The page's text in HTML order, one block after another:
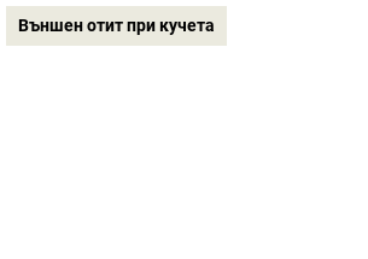
Външен отит при кучета